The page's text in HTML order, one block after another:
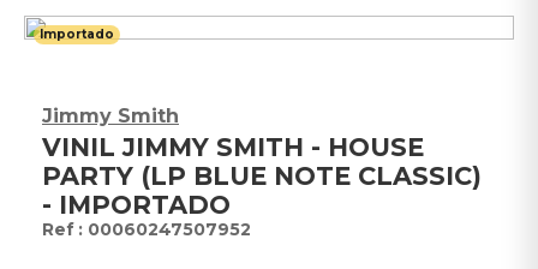
Importado
Jimmy Smith
VINIL JIMMY SMITH - HOUSE
PARTY (LP BLUE NOTE CLASSIC)
- IMPORTADO
: 00060247507952